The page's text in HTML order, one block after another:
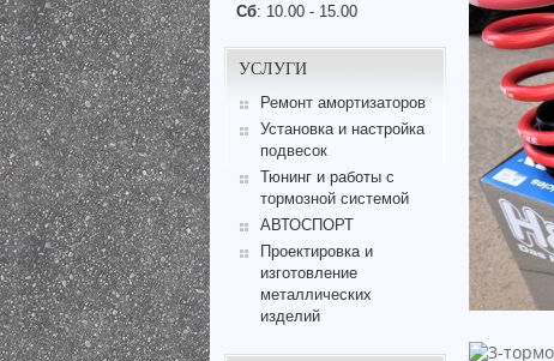
Сб: 10.00 - 15.00
УСЛУГИ
Ремонт амортизаторов
Установка и настройка
подвесок
Тюнинг и работы с
тормозной системой
АВТОСПОРТ
Проектировка и
изготовление
металлических
изделий